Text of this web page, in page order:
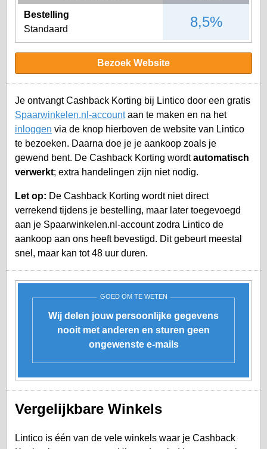
Bestelling
Standaard
8,5%
Bezoek Website
Je ontvangt Cashback Korting bij Lintico door een gratis
Spaarwinkelen.nl-accountaan te maken en na het
inloggen via de knop hierboven de website van Lintico
te bezoeken. Daarna doe je je aankoop zoals je
gewend bent. De Cashback Korting wordtautomatisch
verwerkt; extra handelingen zijn niet nodig.
Let op: De Cashback Korting wordt niet direct
verrekend tijdens je bestelling, maar later toegevoegd
aan je Spaarwinkelen.nl-accountzodra Lintico de
aankoop aan ons heeft bevestigd. Dit gebeurt meestal
snel, maar kan tot 48 uur duren.
GOED OM TE WETEN
Wij delen jouw persoonlijke gegevens
nooit met anderen en sturen geen
ongewenste e-mails
Vergelijkbare Winkels
Lintico is één van de vele winkels waar je Cashback